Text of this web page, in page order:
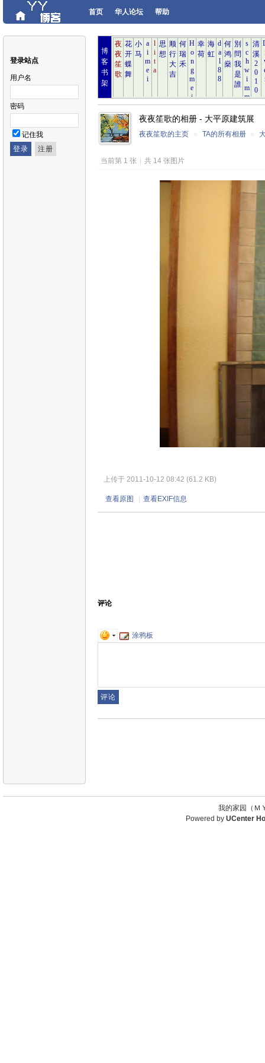
首页 华人论坛 帮助
登录站点
用户名
密码
记住我
博
客
书
架
夜夜笙歌的相册 - 大平原建筑展
夜夜笙歌的主页 » TA的所有相册 »
当前第 1 张 共 14 张图片
上传于 2011-10-12 08:42 (61.2 KB)
查看原图 查看EXIF信息
评论
涂鸦板
我的家园（
Powered by UCenter